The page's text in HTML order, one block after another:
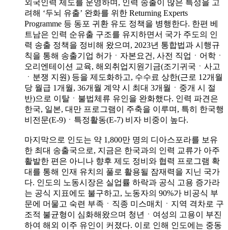
외국인력 제도를 운영하며, 인력 송출이 많은 특성을 고
려해 ‘두뇌 유출’ 완화를 위한 Returning Experts
Programme 등 동포 귀환 유도 정책을 병행한다. 한편 베
트남은 인력 순유출 구조를 유지하면서 국가 주도의 인
력 송출 정책을 정비해 왔으며, 2023년 통합법과 시행규
칙을 통해 송출기업 허가ㆍ자본요건, 사전 직업ㆍ어학ㆍ
오리엔테이션 교육, 해외취업지원기금(조기귀국ㆍ사고
ㆍ분쟁 지원) 등을 제도화하고, 수수료 상한(근로 12개월
당 월급 1개월, 36개월 계약 시 최대 3개월ㆍ중개 시 절
반)으로 이탈ㆍ불법체류 유인을 완화했다. 인력 파견은
한국, 일본, 대만 프로그램이 주축을 이루며, 특히 한국행
비전문(E-9)ㆍ특정활동(E-7) 비자 비중이 높다.
마지막으로 인도는 약 1,800만 명의 디아스포라를 보유
한 최대 송출국으로, 지금은 한국과의 인력 교류가 아주
활발한 편은 아니나 향후 제도 정비와 협력 프로그램 확
대를 통해 인재 유치의 풀로 활용될 잠재력을 지닌 국가
다. 인도의 노동시장은 실업률 하락과 공식 고용 증가라
는 공식 지표에도 불구하고, 노동자의 90%가 비공식 부
문에 머물고 숙련 부족ㆍ직종 미스매치ㆍ지역 격차로 구
조적 불균형이 심화해왔으며 청년ㆍ여성의 고용이 부진
하여 해외 이주 유인이 커졌다. 이로 인해 인도에는 중동